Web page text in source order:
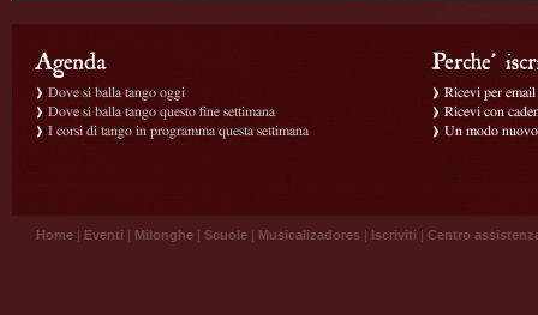
Dove si balla tango oggi
Dove si balla tango questo fine settimana
I corsi di tango in programma questa settimana
Ricevi per
Ricevi con
Un modo
Home | Eventi | Milonghe | Scuole | Musicalizadores | Iscriviti | Centro